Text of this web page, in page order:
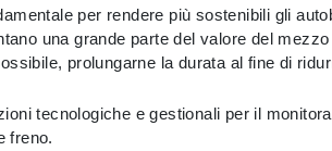
per rendere più sostenibili gli
una grande parte del valore del
prolungarne la durata al fine di
tecnologiche e gestionali per il
freno​.